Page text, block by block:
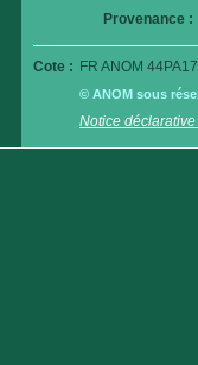
Provenance :
Cote : FR ANOM
© ANOM sous
Notice